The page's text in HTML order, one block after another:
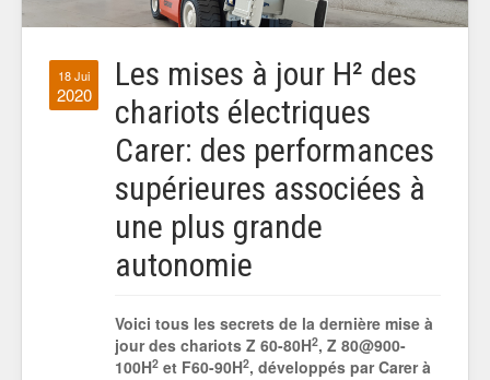
18 Jui
2020
Les mises à jour H² des
chariots électriques
Carer: des performances
supérieures associées à
une plus grande
autonomie
Voici tous les secrets de la dernière mise à
jour des chariots Z 60-80H2, Z 80@900-
100H2 et F60-90H2, développés par Carer à